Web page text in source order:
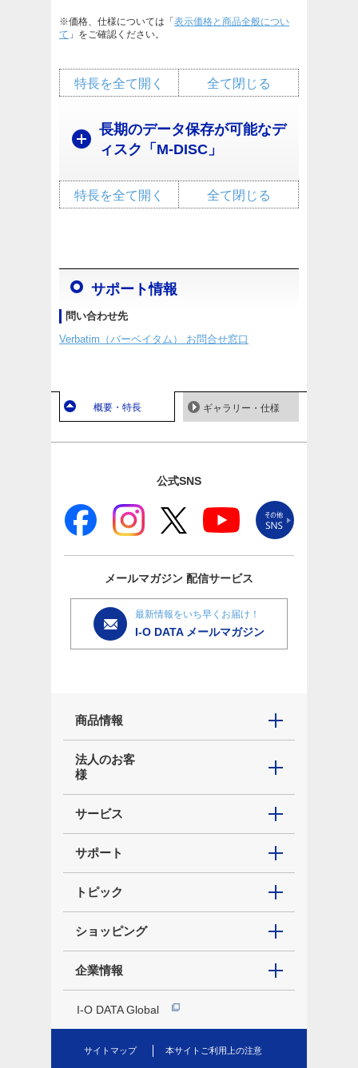
※価格、仕様については「 表示価格と商品全般につい
て 」をご確認ください。
全て閉じる
特長を全て開く
長期のデータ保存が可能なデ
ィスク「M-DISC」
全て閉じる
特長を全て開く
サポート情報
問い合わせ先
Verbatim（バーベイタム） お問合せ窓口
概要・特長 ギャラリー・仕様
公式SNS
メールマガジン 配信サービス
最新情報をいち早くお届け！
I-O DATA メールマガジン
商品情報
法人のお客
様
サービス
サポート
トピック
ショッピング
企業情報
I-O DATA Global
サイトマップ 本サイトご利用上の注意